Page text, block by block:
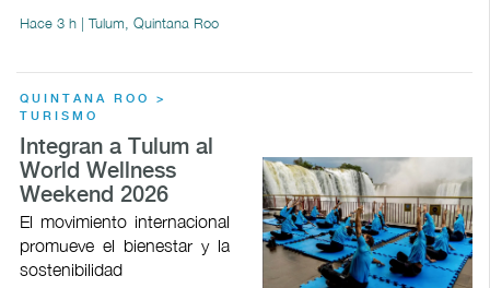
Hace 3 h | Tulum, Quintana Roo
QUINTANA ROO >
TURISMO
Integran a Tulum al
World Wellness
Weekend 2026
El movimiento internacional
promueve el bienestar y la
sostenibilidad